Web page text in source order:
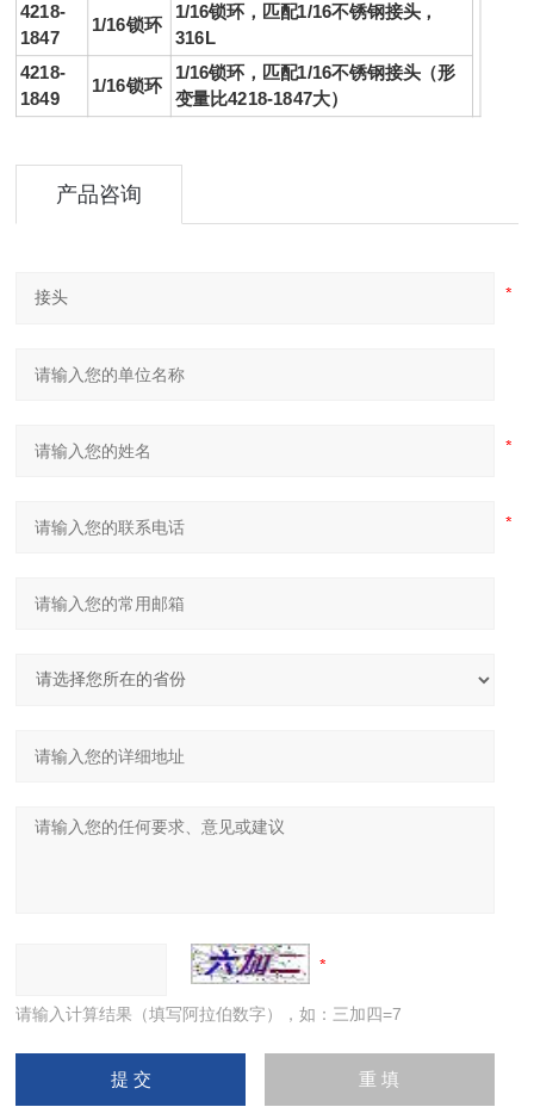
4218-
1847
1/16锁环
1/16锁环，匹配1/16不锈钢接头，
316L
4218-
1849
1/16锁环
1/16锁环，匹配1/16不锈钢接头（形
变量比4218-1847大）
产品咨询
请输入计算结果（填写阿拉伯数字），如：三加四=7